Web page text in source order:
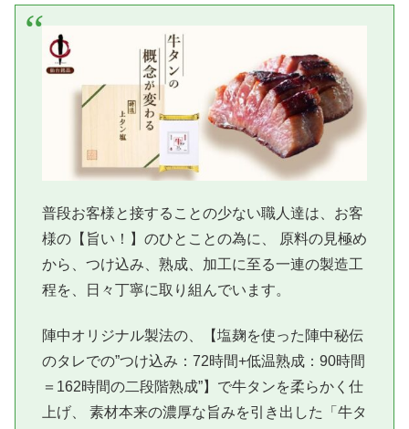
普段お客様と接することの少ない職人達は、お客
様の【旨い！】のひとことの為に、 原料の見極め
から、つけ込み、熟成、加工に至る一連の製造工
程を、日々丁寧に取り組んでいます。
陣中オリジナル製法の、【塩麹を使った陣中秘伝
のタレでの”つけ込み：72時間+低温熟成：90時間
＝162時間の二段階熟成”】で牛タンを柔らかく仕
上げ、 素材本来の濃厚な旨みを引き出した「牛タ